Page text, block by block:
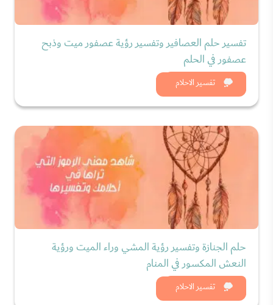
تفسير الاحلام
تفسير حلم العصافير وتفسير رؤية عصفور ميت وذبح
عصفور في الحلم
شاهد الان
تفسير الاحلام
حلم الجنازة وتفسير رؤية المشي وراء الميت ورؤية
النعش المكسور في المنام
شاهد الان